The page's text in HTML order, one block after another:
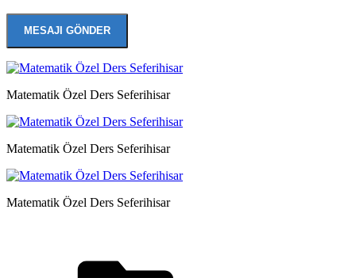
Matematik Özel Ders Seferihisar
Matematik Özel Ders Seferihisar
Matematik Özel Ders Seferihisar